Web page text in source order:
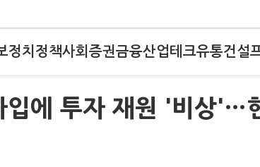
정치 정책사회 증권금융산업테크유통건설
입에 투자 재원 '비상'…